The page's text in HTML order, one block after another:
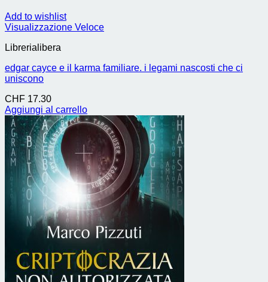
Add to wishlist
Visualizzazione Veloce
Librerialibera
edgar cayce e il karma familiare. i legami nascosti che ci
uniscono
CHF 17.30
Aggiungi al carrello